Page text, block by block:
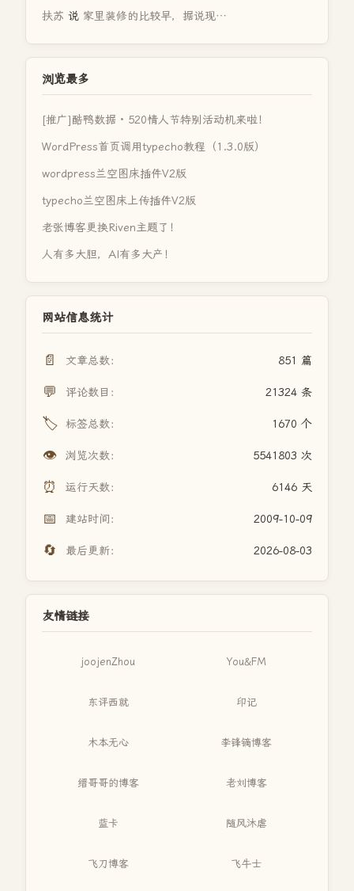
扶苏 说 家里装修的比较早，据说现…
浏览最多
[推广]酷鸭数据 · 520情人节特别活动机来啦！
WordPress首页调用typecho教程（1.3.0版）
wordpress兰空图床插件V2版
typecho兰空图床上传插件V2版
老张博客更换Riven主题了！
人有多大胆，AI有多大产！
网站信息统计
📄 文章总数： 851 篇
💬 评论数目： 21324 条
🏷️ 标签总数： 1670 个
👁️ 浏览次数： 5541803 次
⏰ 运行天数： 6146 天
📅 建站时间： 2009-10-09
🔄 最后更新： 2026-08-03
友情链接
joojenZhou You&FM
东评西就 印记
木本无心 李锋镝博客
缙哥哥的博客 老刘博客
蓝卡 随风沐虐
飞刀博客 飞牛士